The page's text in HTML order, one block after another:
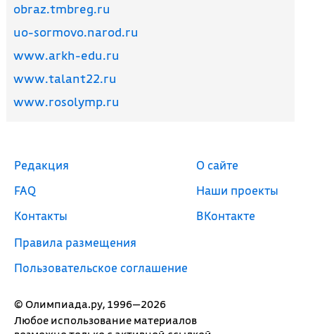
obraz.tmbreg.ru
uo-sormovo.narod.ru
www.arkh-edu.ru
www.talant22.ru
www.rosolymp.ru
© Олимпиада.ру, 1996—2026
Любое использование материалов
Редакция
FAQ
Контакты
Правила размещения
Пользовательское соглашение
О сайте
Наши проекты
ВКонтакте